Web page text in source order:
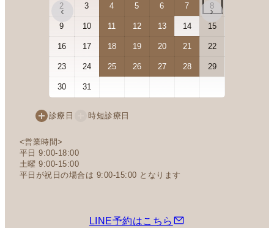
‹
2 3 4 5 6 7 8
9 10 11 12 13 14 15
16 17 18 19 20 21 22
23 24 25 26 27 28 29
30 31
›
診療日 時短診療日
<営業時間>
平日 9:00-18:00
土曜 9:00-15:00
平日が祝日の場合は 9:00-15:00 となります
LINE予約はこちら